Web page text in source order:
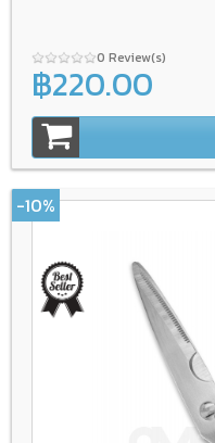
0 Review(s)
฿220.00
-10%